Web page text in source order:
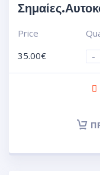
Price
35.00€
-